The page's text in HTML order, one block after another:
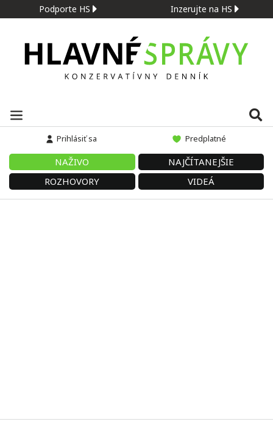
Podporte HS Inzerujte na HS
Prihlásiť sa Predplatné
NAŽIVO
NAJČÍTANEJŠIE
ROZHOVORY
VIDEÁ